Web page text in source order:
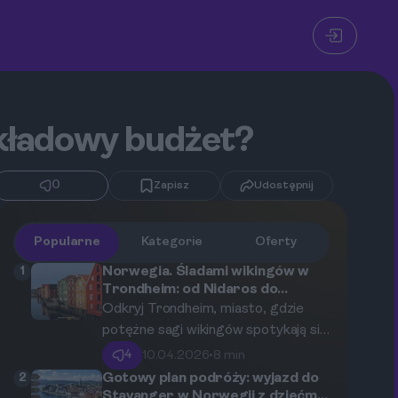
budżet?
0 Zapisz Udostępnij
Popularne Kategorie Oferty
1
Norwegia. Śladami wikingów w
Trondheim: od Nidaros do
współczesnego miasta.
Odkryj Trondheim, miasto, gdzie
potężne sagi wikingów spotykają się
z nowoczesną technologią. Poznaj
historię pierwszej stolicy Norwegii,
zachwyć się monumentalną katedrą
4 10.04.2026•8 min
2
Gotowy plan podróży: wyjazd do